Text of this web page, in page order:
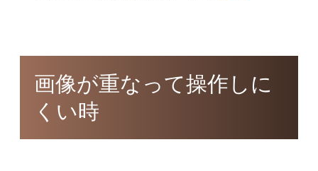
画像が重なって操作しに
くい時